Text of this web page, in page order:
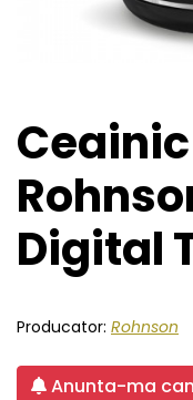
Digital
Producator: Rohnson
Anunta-ma